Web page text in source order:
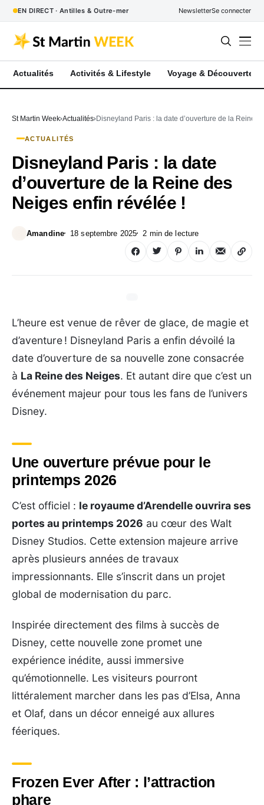
EN DIRECT · Antilles & Outre-mer NewsletterSe connecter
Actualités Activités & Lifestyle Voyage & Découverte
St Martin Week Actualités Disneyland Paris : la date d’ouverture de la Reine
ACTUALITÉS
Disneyland Paris : la date
d’ouverture de la Reine des
Neiges enfin révélée !
Amandine 18 septembre 2025 2 min de lecture
L’heure est venue de rêver de glace, de magie et
d’aventure ! Disneyland Paris a enfin dévoilé la
date d’ouverture de sa nouvelle zone consacrée
à La Reine des Neiges. Et autant dire que c’est un
événement majeur pour tous les fans de l’univers
Disney.
Une ouverture prévue pour le
printemps 2026
C’est officiel : le royaume d’Arendelle ouvrira ses
portes au printemps 2026 au cœur des Walt
Disney Studios. Cette extension majeure arrive
après plusieurs années de travaux
impressionnants. Elle s’inscrit dans un projet
global de modernisation du parc.
Inspirée directement des films à succès de
Disney, cette nouvelle zone promet une
expérience inédite, aussi immersive
qu’émotionnelle. Les visiteurs pourront
littéralement marcher dans les pas d’Elsa, Anna
et Olaf, dans un décor enneigé aux allures
féeriques.
Frozen Ever After : l’attraction
phare